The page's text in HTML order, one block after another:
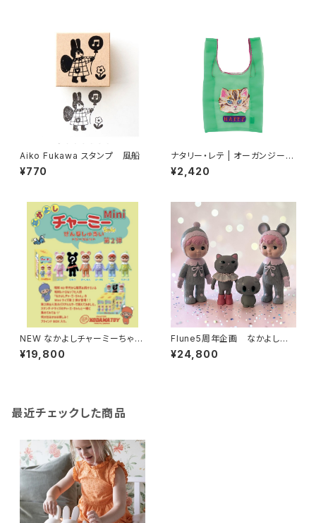
Aiko Fukawa スタンプ 風船
¥770
ナタリー・レテ | オーガンジーバ
ッグ S ブルーアイ | Organdy
Bag S Blue eye
¥2,420
NEW なかよしチャーミーちゃん
Mini第2弾（全5色＋シークレッ
ト）（ソフビ人形 フィギュア）
¥19,800
Flune5周年企画 なかよしチャ
ーミーちゃんとフルネノネコ
¥24,800
最近チェックした商品